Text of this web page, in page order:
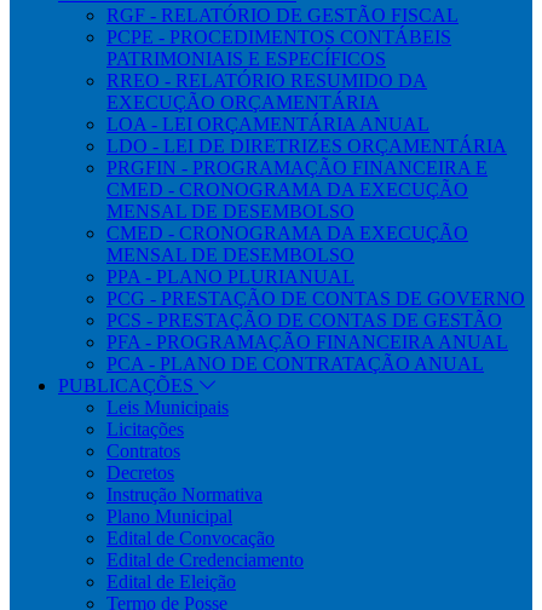
RGF - RELATÓRIO DE GESTÃO FISCAL
PCPE - PROCEDIMENTOS CONTÁBEIS
PATRIMONIAIS E ESPECÍFICOS
RREO - RELATÓRIO RESUMIDO DA
EXECUÇÃO ORÇAMENTÁRIA
LOA - LEI ORÇAMENTÁRIA ANUAL
LDO - LEI DE DIRETRIZES ORÇAMENTÁRIA
PRGFIN - PROGRAMAÇÃO FINANCEIRA E
CMED - CRONOGRAMA DA EXECUÇÃO
MENSAL DE DESEMBOLSO
CMED - CRONOGRAMA DA EXECUÇÃO
MENSAL DE DESEMBOLSO
PPA - PLANO PLURIANUAL
PCG - PRESTAÇÃO DE CONTAS DE GOVERNO
PCS - PRESTAÇÃO DE CONTAS DE GESTÃO
PFA - PROGRAMAÇÃO FINANCEIRA ANUAL
PCA - PLANO DE CONTRATAÇÃO ANUAL
PUBLICAÇÕES
Leis Municipais
Licitações
Contratos
Decretos
Instrução Normativa
Plano Municipal
Edital de Convocação
Edital de Credenciamento
Edital de Eleição
Termo de Posse